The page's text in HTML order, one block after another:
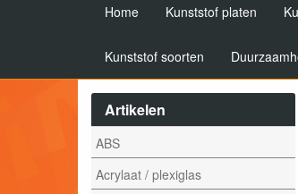
Home Kunststof platen
Kunststof soorten
Artikelen
ABS
Acrylaat / plexiglas